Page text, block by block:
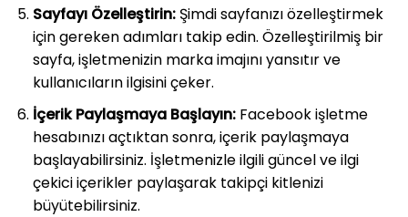
Sayfayı Özelleştirin:Şimdi sayfanızı özelleştirmek
için gereken adımları takip edin. Özelleştirilmiş bir
sayfa, işletmenizin marka imajını yansıtır ve
kullanıcıların ilgisini çeker.
İçerik Paylaşmaya Başlayın:Facebook işletme
hesabınızı açtıktan sonra, içerik paylaşmaya
başlayabilirsiniz. İşletmenizle ilgili güncel ve ilgi
çekici içerikler paylaşarak takipçi kitlenizi
büyütebilirsiniz.